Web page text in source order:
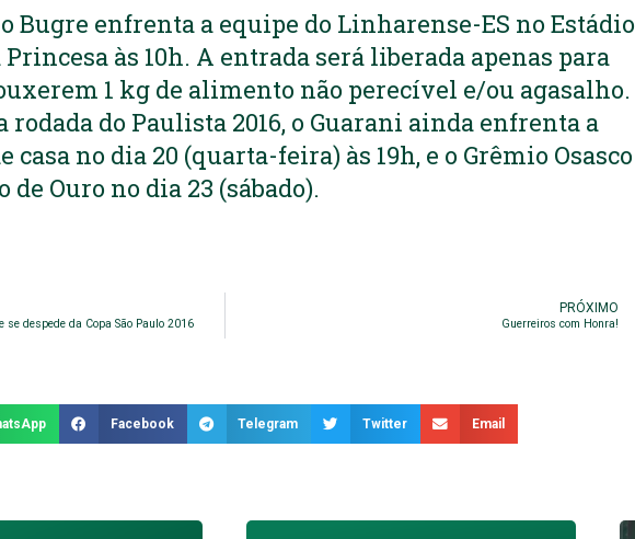
o Bugre enfrenta a equipe do Linharense-ES no Estádio
às 10h. A entrada será liberada apenas para
1 kg de alimento não perecível e/ou agasalho.
do Paulista 2016, o Guarani ainda enfrenta a
no dia 20 (quarta-feira) às 19h, e o Grêmio Osasco
Ouro no dia 23 (sábado).
despede da Copa São Paulo 2016
PRÓXIMO
Guerreiros com Honra!
Facebook Telegram Twitter Email